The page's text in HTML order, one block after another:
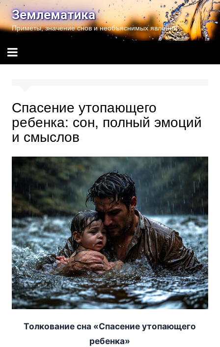
Перейти
содержимому
Землематика
Приметы, значение снов и необъяснимых явлений
Спасение утопающего
ребенка: сон, полный эмоций
и смыслов
Толкование сна «Спасение утопающего
ребенка»